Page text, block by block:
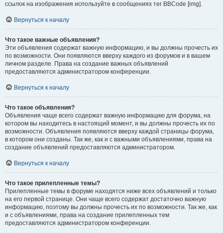
ссылок на изображения используйте в сообщениях тег BBCode [img].
Вернуться к началу
Что такое важные объявления?
Эти объявления содержат важную информацию, и вы должны прочесть их
по возможности. Они появляются вверху каждого из форумов и в вашем
личном разделе. Права на создание важных объявлений
предоставляются администратором конференции.
Вернуться к началу
Что такое объявления?
Объявления чаще всего содержат важную информацию для форума, на
котором вы находитесь в настоящий момент, и вы должны прочесть их по
возможности. Объявления появляются вверху каждой страницы форума,
в котором они созданы. Так же, как и с важными объявлениями, права на
создание объявлений предоставляются администратором.
Вернуться к началу
Что такое прилепленные темы?
Прилепленные темы в форуме находятся ниже всех объявлений и только
на его первой странице. Они чаще всего содержат достаточно важную
информацию, поэтому вы должны прочесть их по возможности. Так же, как
и с объявлениями, права на создание прилепленных тем
предоставляются администратором конференции.